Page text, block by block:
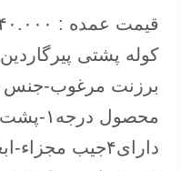
قیمت عمده : ۷۴۰.۰۰۰ت کد۹۶۵۸
کوله پشتی
برزنت مرغوب-جنس
محصول درجه۱-پشت عرق گیر دار
دارای۴جیب مجزاء-ابعاد ۴۰ در ۳۰